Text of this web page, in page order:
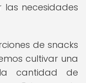
necesidades
de snacks
cultivar una
cantidad de